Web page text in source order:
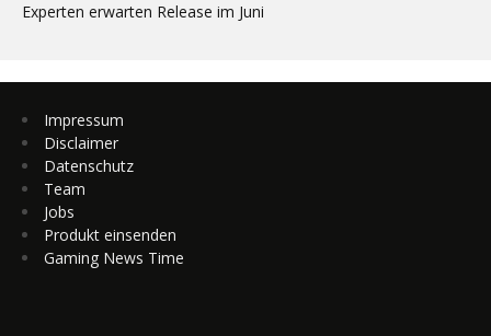
Experten erwarten Release im Juni
Impressum
Disclaimer
Datenschutz
Team
Jobs
Produkt einsenden
Gaming News Time